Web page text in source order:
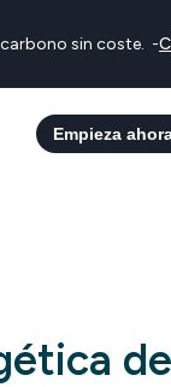
sin coste. -
Empieza
de